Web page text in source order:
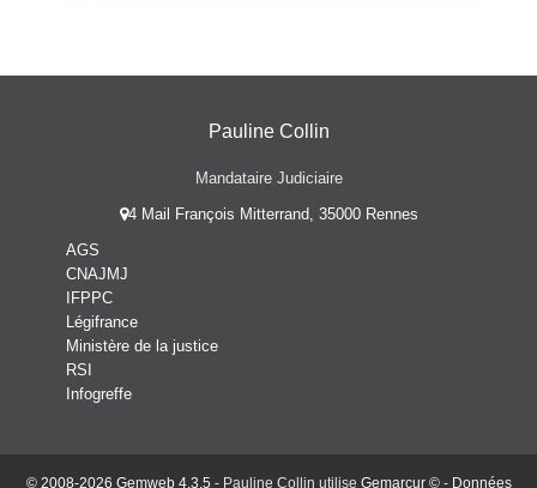
Pauline Collin
Mandataire Judiciaire
4 Mail François Mitterrand, 35000 Rennes
AGS
CNAJMJ
IFPPC
Légifrance
Ministère de la justice
RSI
Infogreffe
© 2008-2026 Gemweb 4.3.5 - Pauline Collin utilise Gemarcur ©- Données